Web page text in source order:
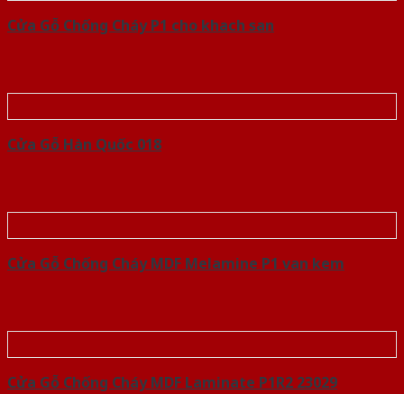
Cửa Gỗ Chống Cháy P1 cho khach san
Cửa Gỗ Hàn Quốc 018
Cửa Gỗ Chống Cháy MDF Melamine P1 van kem
Cửa Gỗ Chống Cháy MDF Laminate P1R2 23029